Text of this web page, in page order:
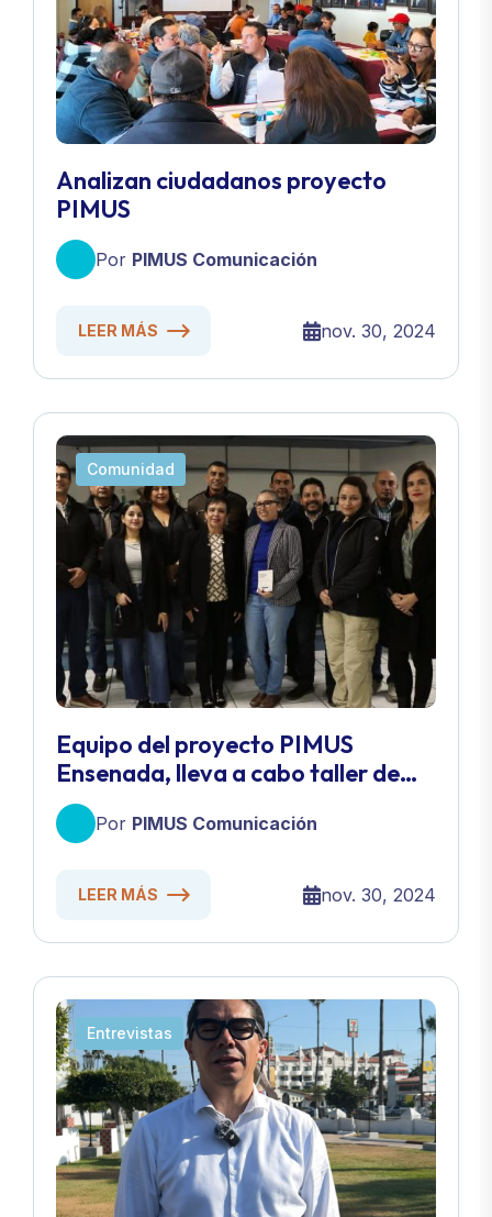
Analizan ciudadanos proyecto
PIMUS
Por PIMUS Comunicación
LEER MÁS nov. 30, 2024
Comunidad
Equipo del proyecto PIMUS
Ensenada, lleva a cabo taller de
análisis FODA con actores claves
de los sectores empresarial y
Por PIMUS Comunicación
LEER MÁS nov. 30, 2024
Entrevistas